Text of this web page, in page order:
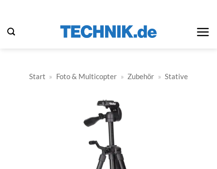
springen
Start » Foto & Multicopter » Zubehör » Stative